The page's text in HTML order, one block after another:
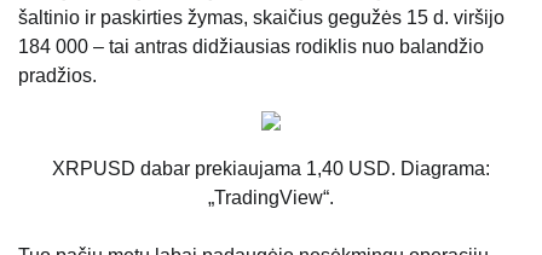
šaltinio ir paskirties žymas, skaičius gegužės 15 d. viršijo
184 000 – tai antras didžiausias rodiklis nuo balandžio
pradžios.
XRPUSD dabar prekiaujama 1,40 USD. Diagrama:
„TradingView“.